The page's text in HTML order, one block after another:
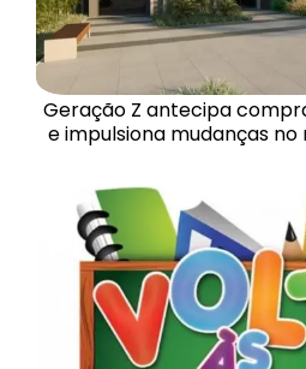
Geração Z antecipa
e impulsiona mudanças